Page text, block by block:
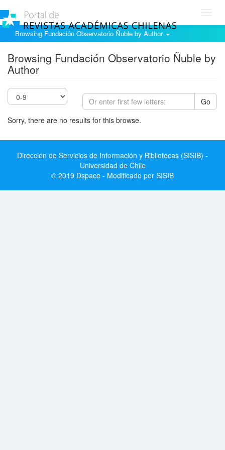
Browsing Fundación Observatorio Ñuble by Author
Browsing Fundación Observatorio Ñuble by
Author
Go
Sorry, there are no results for this browse.
Dirección de Servicios de Información y Bibliotecas (SISIB) -
Universidad de Chile
© 2019 Dspace - Modificado por SISIB